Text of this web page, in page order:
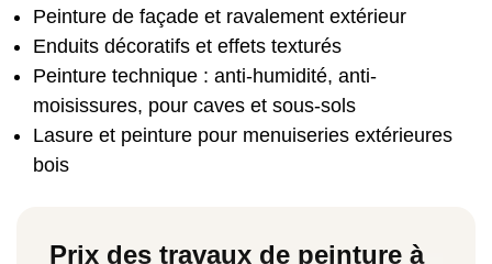
Peinture de façade et ravalement extérieur
Enduits décoratifs et effets texturés
Peinture technique : anti-humidité, anti-
moisissures, pour caves et sous-sols
Lasure et peinture pour menuiseries extérieures
bois
Prix des travaux de peinture à